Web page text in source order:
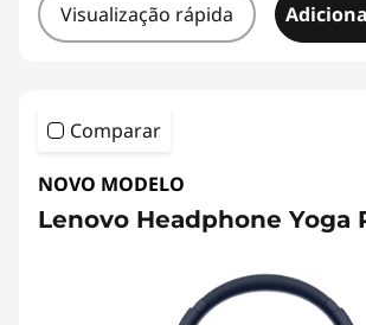
Visualização rápida
Comparar
NOVO MODELO
Lenovo Headphone Yoga